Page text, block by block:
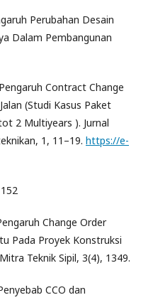
Perubahan Desain
Dalam Pembangunan
Contract Change
(Studi Kasus Paket
2 Multiyears ). Jurnal
1, 11–19. https://e-
Change Order
Pada Proyek Konstruksi
Teknik Sipil, 3(4), 1349.
CCO dan